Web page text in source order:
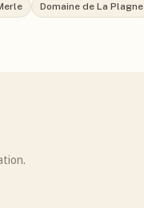
Domaine de La Plagne